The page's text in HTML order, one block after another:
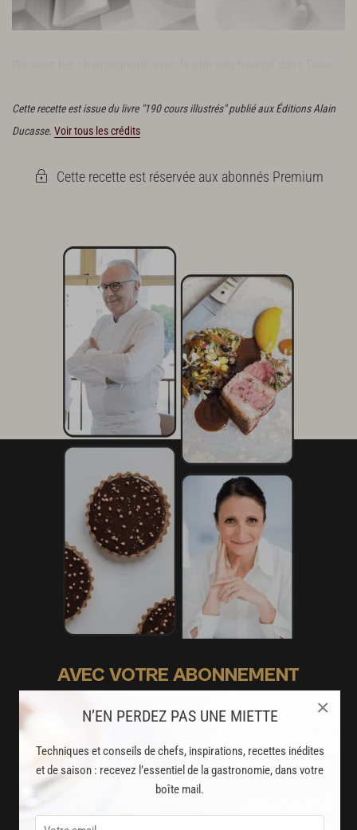
N’EN PERDEZ PAS UNE MIETTE
Techniques et conseils de chefs, inspirations, recettes inédites
et de saison : recevez l’essentiel de la gastronomie, dans votre
boîte mail.
×
Cette recette est issue du livre "190 cours illustrés" publié aux Éditions Alain
Ducasse. Voir tous les crédits
Cette recette est réservée aux abonnés Premium
AVEC VOTRE ABONNEMENT
LA CUISINE DES CHEFS, ENFIN ACCESSIBLE !
8000recettes exclusives
partagées par vos chefs préférés